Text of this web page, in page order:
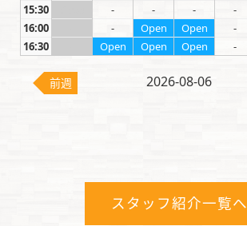
15:30
- - - -
16:00
- Open Open -
16:30
Open Open Open -
前週 2026-08-06
スタッフ紹介一覧へ